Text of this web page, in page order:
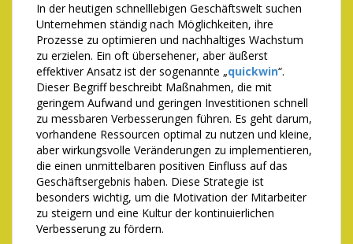
In der heutigen schnelllebigen Geschäftswelt suchen
Unternehmen ständig nach Möglichkeiten, ihre
Prozesse zu optimieren und nachhaltiges Wachstum
zu erzielen. Ein oft übersehener, aber äußerst
effektiver Ansatz ist der sogenannte „quickwin“.
Dieser Begriff beschreibt Maßnahmen, die mit
geringem Aufwand und geringen Investitionen schnell
zu messbaren Verbesserungen führen. Es geht darum,
vorhandene Ressourcen optimal zu nutzen und kleine,
aber wirkungsvolle Veränderungen zu implementieren,
die einen unmittelbaren positiven Einfluss auf das
Geschäftsergebnis haben. Diese Strategie ist
besonders wichtig, um die Motivation der Mitarbeiter
zu steigern und eine Kultur der kontinuierlichen
Verbesserung zu fördern.